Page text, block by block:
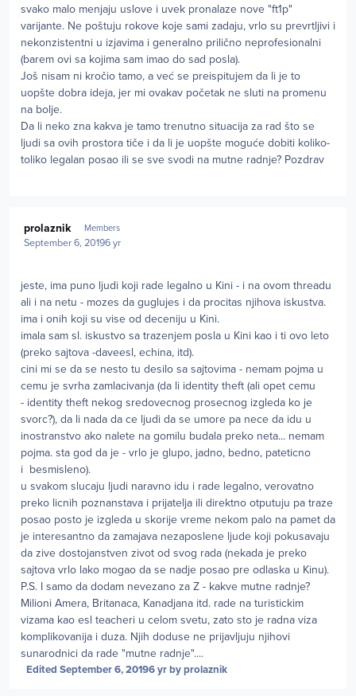
svako malo menjaju uslove i uvek pronalaze nove "ft1p"
varijante. Ne poštuju rokove koje sami zadaju, vrlo su prevrtljivi i
nekonzistentni u izjavima i generalno prilično neprofesionalni
(barem ovi sa kojima sam imao do sad posla).
Još nisam ni kročio tamo, a već se preispitujem da li je to
uopšte dobra ideja, jer mi ovakav početak ne sluti na promenu
na bolje.
Da li neko zna kakva je tamo trenutno situacija za rad što se
ljudi sa ovih prostora tiče i da li je uopšte moguće dobiti koliko-
toliko legalan posao ili se sve svodi na mutne radnje? Pozdrav
prolaznik Members
September 6, 20196 yr
jeste, ima puno ljudi koji rade legalno u Kini - i na ovom threadu
ali i na netu - mozes da guglujes i da procitas njihova iskustva.
ima i onih koji su vise od deceniju u Kini.
imala sam sl. iskustvo sa trazenjem posla u Kini kao i ti ovo leto
(preko sajtova -daveesl, echina, itd).
cini mi se da se nesto tu desilo sa sajtovima - nemam pojma u
cemu je svrha zamlacivanja (da li identity theft (ali opet cemu
- identity theft nekog sredovecnog prosecnog izgleda ko je
svorc?), da li nada da ce ljudi da se umore pa nece da idu u
inostranstvo ako nalete na gomilu budala preko neta... nemam
pojma. sta god da je - vrlo je glupo, jadno, bedno, pateticno
i besmisleno).
u svakom slucaju ljudi naravno idu i rade legalno, verovatno
preko licnih poznanstava i prijatelja ili direktno otputuju pa traze
posao posto je izgleda u skorije vreme nekom palo na pamet da
je interesantno da zamajava nezaposlene ljude koji pokusavaju
da zive dostojanstven zivot od svog rada (nekada je preko
sajtova vrlo lako mogao da se nadje posao pre odlaska u Kinu).
P.S. I samo da dodam nevezano za Z - kakve mutne radnje?
Milioni Amera, Britanaca, Kanadjana itd. rade na turistickim
vizama kao esl teacheri u celom svetu, zato sto je radna viza
komplikovanija i duza. Njih doduse ne prijavljuju njihovi
sunarodnici da rade "mutne radnje"....
Edited September 6, 20196 yrby prolaznik